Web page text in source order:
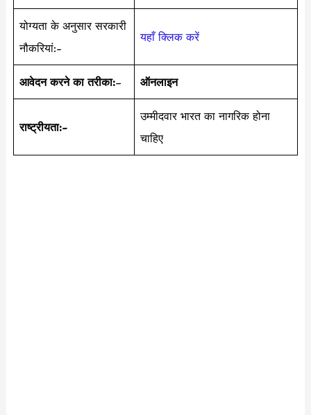
योग्यता के अनुसार सरकारी
नौकरियां:-
यहाँ क्लिक करें
आवेदन करने का तरीका:– ऑनलाइन
राष्ट्रीयता:-
उम्मीदवार भारत का नागरिक होना
चाहिए